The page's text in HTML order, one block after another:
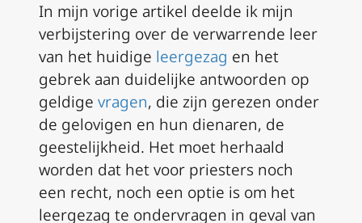
In mijn vorige artikel deelde ik mijn
verbijstering over de verwarrende leer
van het huidige leergezag en het
gebrek aan duidelijke antwoorden op
geldige vragen, die zijn gerezen onder
de gelovigen en hun dienaren, de
geestelijkheid. Het moet herhaald
worden dat het voor priesters noch
een recht, noch een optie is om het
leergezag te ondervragen in geval van